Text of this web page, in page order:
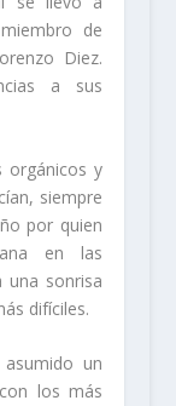
de
Diez.
a sus
orgánicos y
siempre
por quien
en las
una sonrisa
difíciles.
un
los más